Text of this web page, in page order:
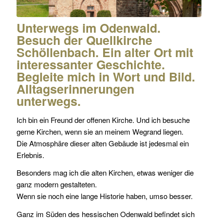
Unterwegs im Odenwald.
Besuch der Quellkirche
Schöllenbach. Ein alter Ort mit
interessanter Geschichte.
Begleite mich in Wort und Bild.
Alltagserinnerungen
unterwegs.
Ich bin ein Freund der offenen Kirche. Und ich besuche
gerne Kirchen, wenn sie an meinem Wegrand liegen.
Die Atmosphäre dieser alten Gebäude ist jedesmal ein
Erlebnis.
Besonders mag ich die alten Kirchen, etwas weniger die
ganz modern gestalteten.
Wenn sie noch eine lange Historie haben, umso besser.
Ganz im Süden des hessischen Odenwald befindet sich